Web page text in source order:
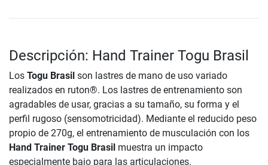
Descripción: Hand Trainer Togu Brasil
Los Togu Brasil son lastres de mano de uso variado
realizados en ruton®. Los lastres de entrenamiento son
agradables de usar, gracias a su tamaño, su forma y el
perfil rugoso (sensomotricidad). Mediante el reducido peso
propio de 270g, el entrenamiento de musculación con los
Hand Trainer Togu Brasil muestra un impacto
especialmente bajo para las articulaciones.